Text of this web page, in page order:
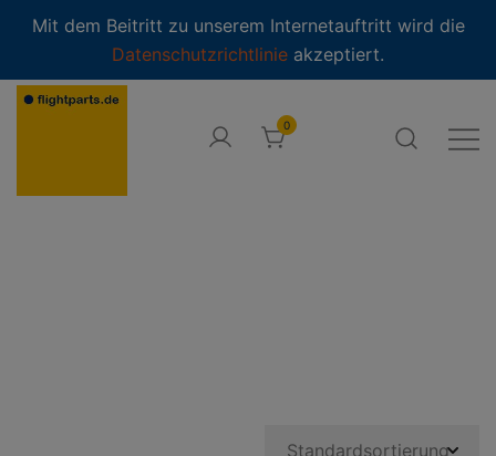
Mit dem Beitritt zu unserem Internetauftritt wird die
Datenschutzrichtlinie akzeptiert.
Zum
0
modal-check